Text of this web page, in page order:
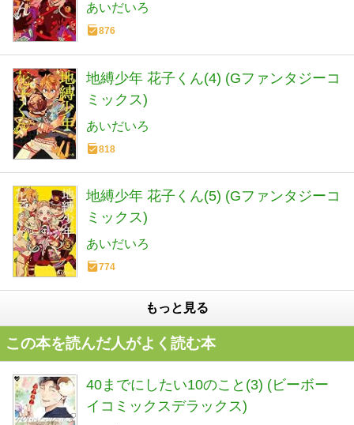
あいだいろ
876
地縛少年 花子くん(4) (Gファンタジーコ
ミックス)
あいだいろ
818
地縛少年 花子くん(5) (Gファンタジーコ
ミックス)
あいだいろ
774
もっと見る
この本を読んだ人がよく読む本
40までにしたい10のこと(3) (ビーボー
イコミックスデラックス)